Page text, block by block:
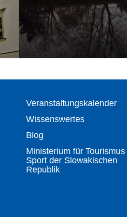
Veranstaltungskalender
Wissenswertes
Blog
Ministerium für
Sport der Slowakischen
Republik